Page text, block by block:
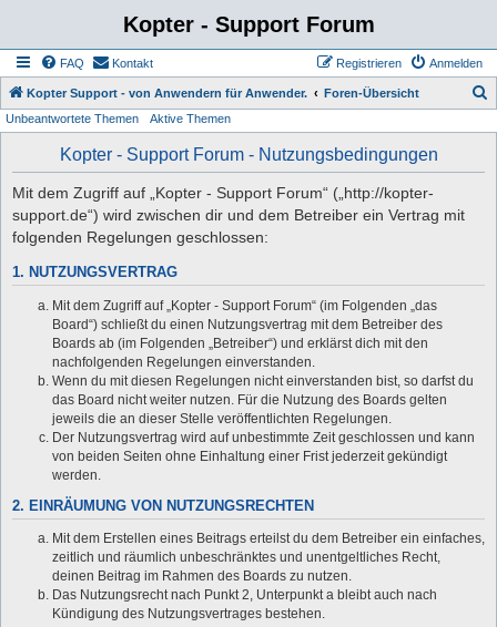
Kopter - Support Forum
FAQ Kontakt Anmelden
Registrieren
Kopter Support - von Anwendern für Anwender. Foren-Übersicht
Unbeantwortete Themen Aktive Themen
Kopter - Support Forum - Nutzungsbedingungen
Mit dem Zugriff auf „Kopter - Support Forum“ („http://kopter-
support.de“) wird zwischen dir und dem Betreiber ein Vertrag mit
folgenden Regelungen geschlossen:
1. NUTZUNGSVERTRAG
Mit dem Zugriff auf „Kopter - Support Forum“ (im Folgenden „das
Board“) schließt du einen Nutzungsvertrag mit dem Betreiber des
Boards ab (im Folgenden „Betreiber“) und erklärst dich mit den
nachfolgenden Regelungen einverstanden.
Wenn du mit diesen Regelungen nicht einverstanden bist, so darfst du
das Board nicht weiter nutzen. Für die Nutzung des Boards gelten
jeweils die an dieser Stelle veröffentlichten Regelungen.
Der Nutzungsvertrag wird auf unbestimmte Zeit geschlossen und kann
von beiden Seiten ohne Einhaltung einer Frist jederzeit gekündigt
werden.
2. EINRÄUMUNG VON NUTZUNGSRECHTEN
Mit dem Erstellen eines Beitrags erteilst du dem Betreiber ein einfaches,
zeitlich und räumlich unbeschränktes und unentgeltliches Recht,
deinen Beitrag im Rahmen des Boards zu nutzen.
Das Nutzungsrecht nach Punkt 2, Unterpunkt a bleibt auch nach
Kündigung des Nutzungsvertrages bestehen.